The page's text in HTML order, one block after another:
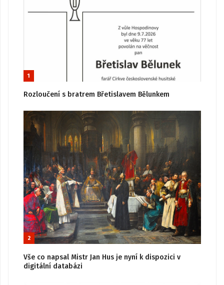
1
Rozloučení s bratrem Břetislavem Bělunkem
2
Vše co napsal Mistr Jan Hus je nyní k dispozici v
digitální databázi